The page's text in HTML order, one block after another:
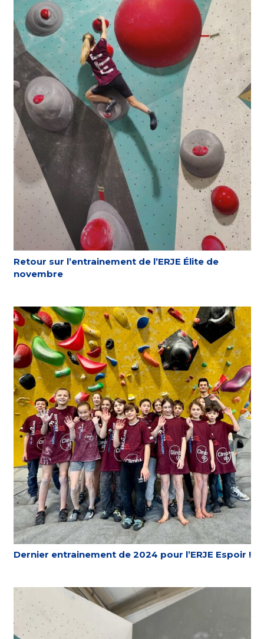
Retour sur l’entrainement de l’ERJE Élite de
novembre
Dernier entrainement de 2024 pour l’ERJE Espoir !